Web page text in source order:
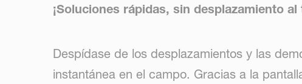
¡Soluciones rápidas, sin desplazamiento
Despídase de los desplazamientos y las
instantánea en el campo. Gracias a la